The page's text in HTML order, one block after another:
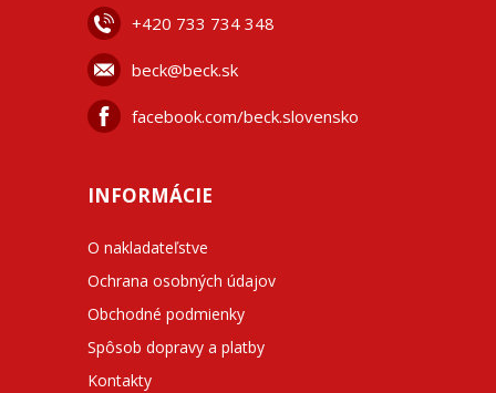
+420 733 734 348
beck@beck.sk
facebook.com/beck.slovensko
INFORMÁCIE
O nakladateľstve
Ochrana osobných údajov
Obchodné podmienky
Spôsob dopravy a platby
Kontakty